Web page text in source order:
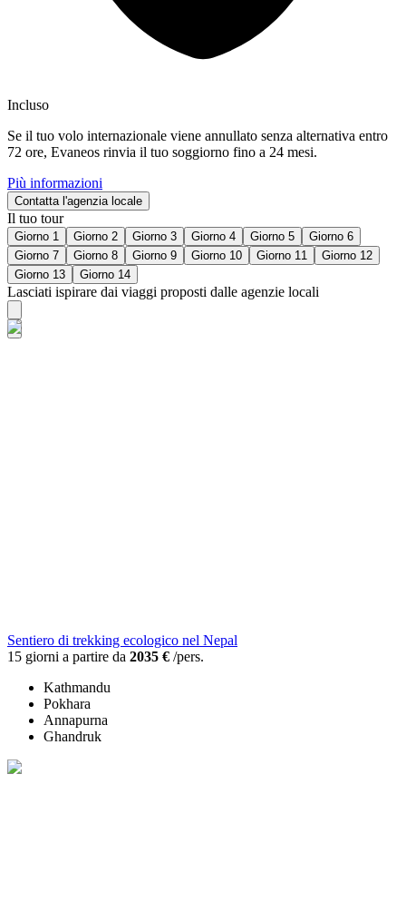
Incluso
Se il tuo volo internazionale viene annullato senza alternativa entro
72 ore, Evaneos rinvia il tuo soggiorno fino a 24 mesi.
Più informazioni
Contatta l'agenzia locale
Il tuo tour
Giorno 1 Giorno 2 Giorno 3 Giorno 4 Giorno 5
Giorno 6
Giorno 7
Giorno 8 Giorno 9 Giorno 10 Giorno 11
Giorno 12
Giorno 13
Giorno 14
Lasciati ispirare dai viaggi proposti dalle agenzie locali
Sentiero di trekking ecologico nel Nepal
15 giorni a partire da 2035 € /pers.
Kathmandu
Pokhara
Annapurna
Ghandruk